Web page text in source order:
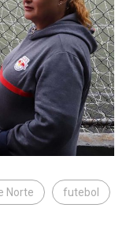
Norte futebol